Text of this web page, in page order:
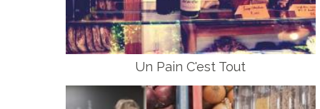
Un Pain C'est Tout